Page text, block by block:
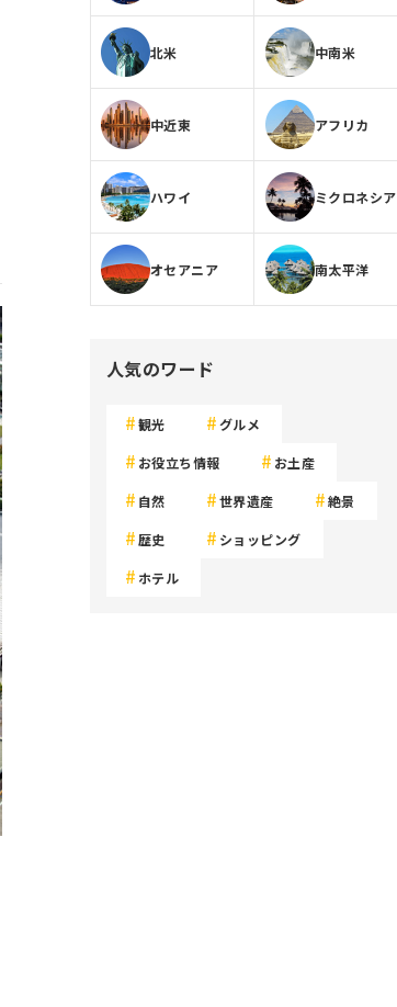
北米 中南米
中近東 アフリカ
ハワイ ミクロネシア
オセアニア 南太平洋
人気のワード
観光 グルメ
お役立ち情報 お土産
自然 世界遺産 絶景
歴史 ショッピング
ホテル